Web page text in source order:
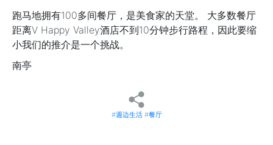
跑马地拥有100多间餐厅，是美食家的天堂。 大多数餐厅
距离V Happy Valley酒店不到10分钟步行路程，因此要缩
小我们的推介是一个挑战。
南亭
外。 他们的综合菜单创造性地用了大量的食材。 亮点包
括用鸡皮和紫苏叶包裹的虾，带有长洋葱的鸭胸和新鲜的
#週边生活 #餐厅